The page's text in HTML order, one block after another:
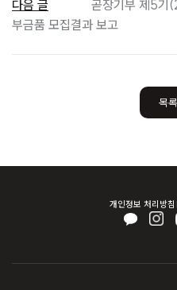
다음 글
곧장기부 제5
부금품 모집결과 보고
목
개인정보 처리방침